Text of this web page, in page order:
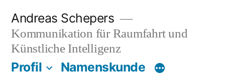
Inhalt
springen
Andreas Schepers
Kommunikation für Raumfahrt und
Künstliche Intelligenz
Profil Namenskunde